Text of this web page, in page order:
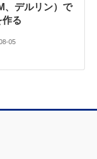
、デルリン）で
作る
05